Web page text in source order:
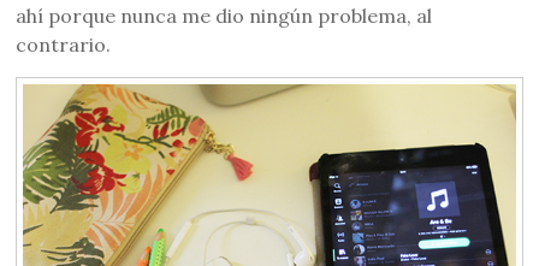
ahí porque nunca me dio ningún problema, al
contrario.